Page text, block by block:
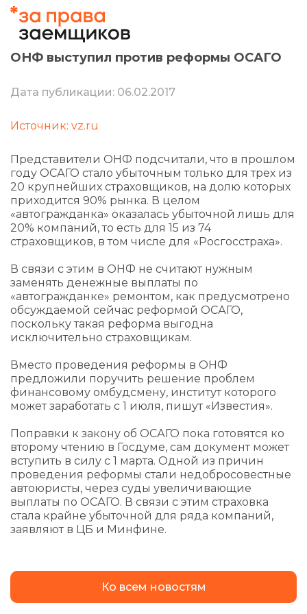
ОНФ выступил против реформы ОСАГО
Дата публикации: 06.02.2017
Источник: vz.ru
Представители ОНФ подсчитали, что в прошлом
году ОСАГО стало убыточным только для трех из
20 крупнейших страховщиков, на долю которых
приходится 90% рынка. В целом
«автогражданка» оказалась убыточной лишь для
20% компаний, то есть для 15 из 74
страховщиков, в том числе для «Росгосстраха».
В связи с этим в ОНФ не считают нужным
заменять денежные выплаты по
«автогражданке» ремонтом, как предусмотрено
обсуждаемой сейчас реформой ОСАГО,
поскольку такая реформа выгодна
исключительно страховщикам.
Вместо проведения реформы в ОНФ
предложили поручить решение проблем
финансовому омбудсмену, институт которого
может заработать с 1 июля, пишут «Известия».
Поправки к закону об ОСАГО пока готовятся ко
второму чтению в Госдуме, сам документ может
вступить в силу с 1 марта. Одной из причин
проведения реформы стали недобросовестные
автоюристы, через суды увеличивающие
выплаты по ОСАГО. В связи с этим страховка
стала крайне убыточной для ряда компаний,
заявляют в ЦБ и Минфине.
Ко всем новостям